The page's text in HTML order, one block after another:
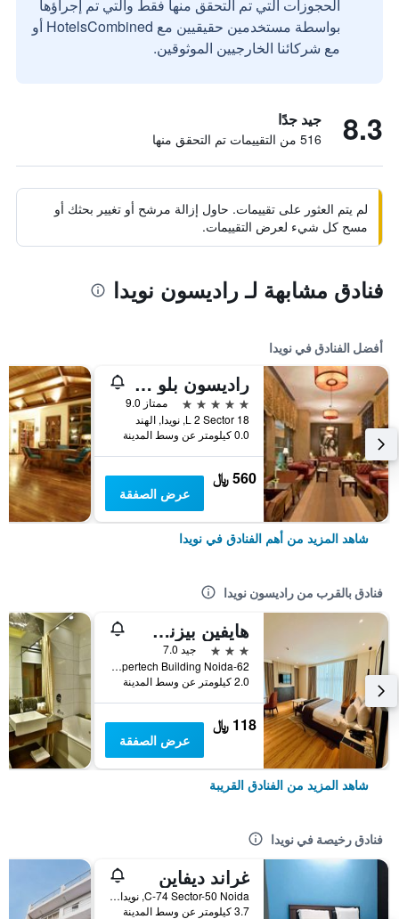
الحجوزات التي تم التحقق منها فقط والتي تم إجراؤها
بواسطة مستخدمين حقيقيين مع HotelsCombined أو
مع شركائنا الخارجيين الموثوقين.
8.3 جيد جدًا
516 من التقييمات تم التحقق منها
لم يتم العثور على تقييمات. حاول إزالة مرشح أو تغيير بحثك أو
مسح كل شيء لعرض التقييمات.
فنادق مشابهة لـ راديسون نويدا
أفضل الفنادق في نويدا
راديسون بلو هوتل نويدا
5 نجوم
ممتاز 9.0
L 2 Sector 18, نويدا, الهند
0.0 كيلومتر عن وسط المدينة
560 ﷼
عرض الصفقة
شاهد المزيد من أهم الفنادق في نويدا
فنادق بالقرب من راديسون نويدا
هايفين بيزنس هوتل
3 نجوم
جيد 7.0
C-45 Sector-62 Noida- Uttar Pradesh () Supertech Building Noida-62, نويدا, الهند
2.0 كيلومتر عن وسط المدينة
118 ﷼
عرض الصفقة
شاهد المزيد من الفنادق القريبة
فنادق رخيصة في نويدا
غراند ديفاين
C-74 Sector-50 Noida, نويدا, الهند
3.7 كيلومتر عن وسط المدينة